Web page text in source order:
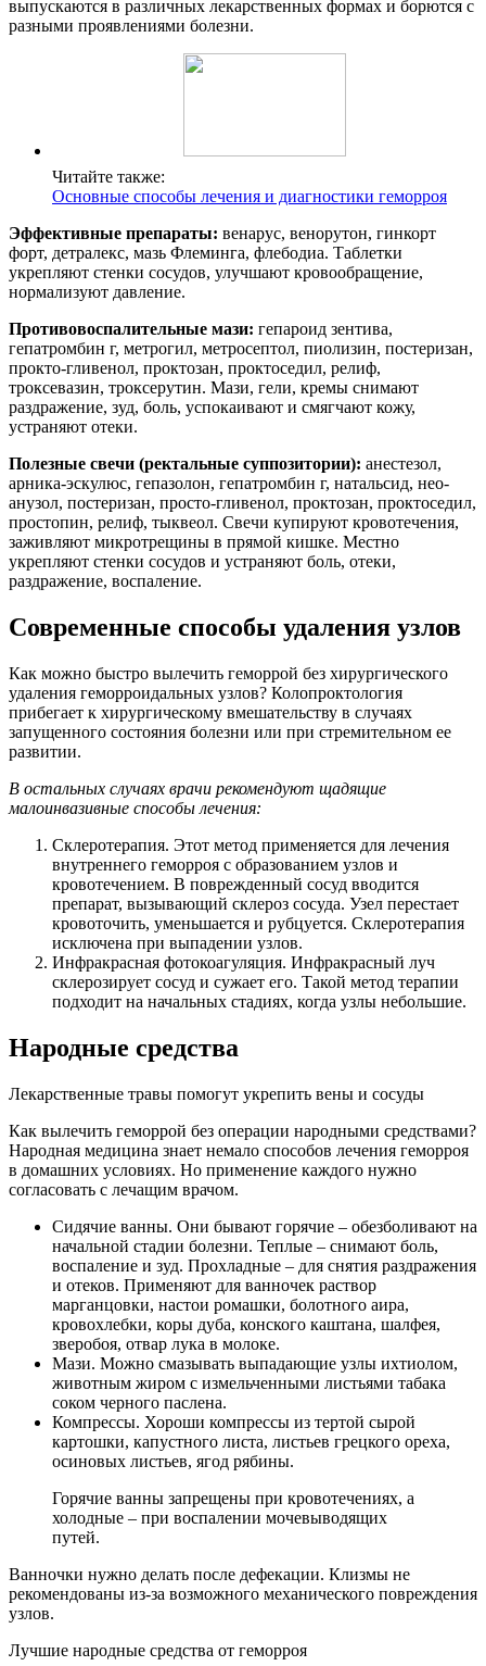
выпускаются в различных лекарственных формах и борются с
разными проявлениями болезни.
Читайте также:
Основные способы лечения и диагностики геморроя
Эффективные препараты: венарус, венорутон, гинкорт
форт, детралекс, мазь Флеминга, флебодиа. Таблетки
укрепляют стенки сосудов, улучшают кровообращение,
нормализуют давление.
Противовоспалительные мази: гепароид зентива,
гепатромбин г, метрогил, метросептол, пиолизин, постеризан,
прокто-гливенол, проктозан, проктоседил, релиф,
троксевазин, троксерутин. Мази, гели, кремы снимают
раздражение, зуд, боль, успокаивают и смягчают кожу,
устраняют отеки.
Полезные свечи (ректальные суппозитории): анестезол,
арника-эскулюс, гепазолон, гепатромбин г, натальсид, нео-
анузол, постеризан, просто-гливенол, проктозан, проктоседил,
простопин, релиф, тыквеол. Свечи купируют кровотечения,
заживляют микротрещины в прямой кишке. Местно
укрепляют стенки сосудов и устраняют боль, отеки,
раздражение, воспаление.
Современные способы удаления узлов
Как можно быстро вылечить геморрой без хирургического
удаления геморроидальных узлов? Колопроктология
прибегает к хирургическому вмешательству в случаях
запущенного состояния болезни или при стремительном ее
развитии.
В остальных случаях врачи рекомендуют щадящие
малоинвазивные способы лечения:
Склеротерапия. Этот метод применяется для лечения
внутреннего геморроя с образованием узлов и
кровотечением. В поврежденный сосуд вводится
препарат, вызывающий склероз сосуда. Узел перестает
кровоточить, уменьшается и рубцуется. Склеротерапия
исключена при выпадении узлов.
Инфракрасная фотокоагуляция. Инфракрасный луч
склерозирует сосуд и сужает его. Такой метод терапии
подходит на начальных стадиях, когда узлы небольшие.
Народные средства
Лекарственные травы помогут укрепить вены и сосуды
Как вылечить геморрой без операции народными средствами?
Народная медицина знает немало способов лечения геморроя
в домашних условиях. Но применение каждого нужно
согласовать с лечащим врачом.
Сидячие ванны. Они бывают горячие – обезболивают на
начальной стадии болезни. Теплые – снимают боль,
воспаление и зуд. Прохладные – для снятия раздражения
и отеков. Применяют для ванночек раствор
марганцовки, настои ромашки, болотного аира,
кровохлебки, коры дуба, конского каштана, шалфея,
зверобоя, отвар лука в молоке.
Мази. Можно смазывать выпадающие узлы ихтиолом,
животным жиром с измельченными листьями табака
соком черного паслена.
Компрессы. Хороши компрессы из тертой сырой
картошки, капустного листа, листьев грецкого ореха,
осиновых листьев, ягод рябины.
Горячие ванны запрещены при кровотечениях, а
холодные – при воспалении мочевыводящих
путей.
Ванночки нужно делать после дефекации. Клизмы не
рекомендованы из-за возможного механического повреждения
узлов.
Лучшие народные средства от геморроя